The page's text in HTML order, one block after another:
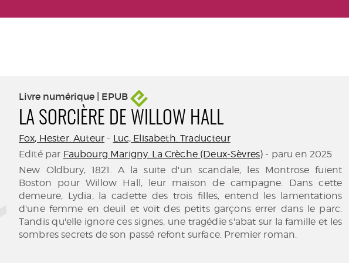
Livre numérique | EPUB
LA SORCIÈRE DE WILLOW HALL
Fox, Hester. Auteur - Luc, Elisabeth. Traducteur
Edité par Faubourg Marigny. La Crèche (Deux-Sèvres) - paru en 2025
New Oldbury, 1821. A la suite d'un scandale, les Montrose fuient
Boston pour Willow Hall, leur maison de campagne. Dans cette
demeure, Lydia, la cadette des trois filles, entend les lamentations
d'une femme en deuil et voit des petits garçons errer dans le parc.
Tandis qu'elle ignore ces signes, une tragédie s'abat sur la famille et les
sombres secrets de son passé refont surface. Premier roman.